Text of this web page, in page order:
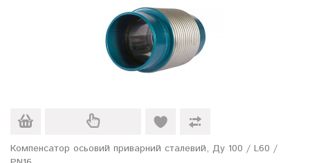
Компенсатор осьовий приварний сталевий, Ду 100 / L60 /